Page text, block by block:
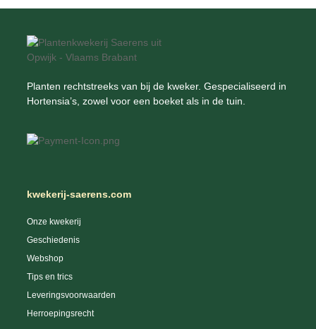
Planten rechtstreeks van bij de kweker. Gespecialiseerd in
Hortensia’s, zowel voor een boeket als in de tuin.
kwekerij-saerens.com
Onze kwekerij
Geschiedenis
Webshop
Tips en trics
Leveringsvoorwaarden
Herroepingsrecht